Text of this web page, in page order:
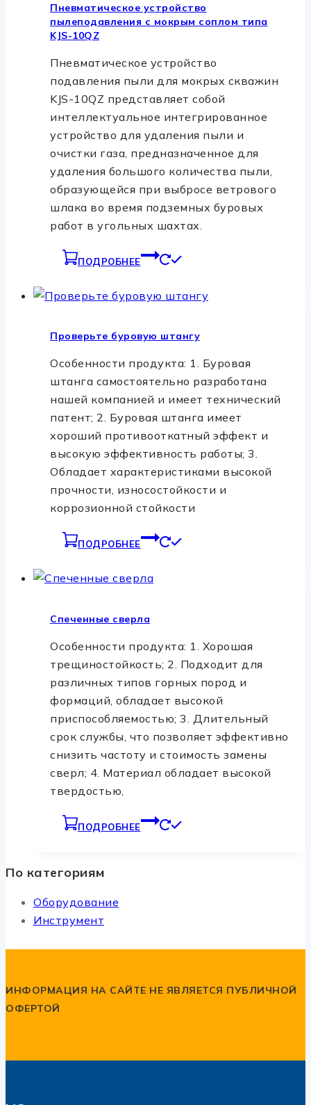
Пневматическое устройство
пылеподавления с мокрым соплом типа
KJS-10QZ
Пневматическое устройство
подавления пыли для мокрых скважин
KJS-10QZ представляет собой
интеллектуальное интегрированное
устройство для удаления пыли и
очистки газа, предназначенное для
удаления большого количества пыли,
образующейся при выбросе ветрового
шлака во время подземных буровых
работ в угольных шахтах.
ПОДРОБНЕЕ
Проверьте буровую штангу
Особенности продукта: 1. Буровая
штанга самостоятельно разработана
нашей компанией и имеет технический
патент; 2. Буровая штанга имеет
хороший противооткатный эффект и
высокую эффективность работы; 3.
Обладает характеристиками высокой
прочности, износостойкости и
коррозионной стойкости
ПОДРОБНЕЕ
Спеченные сверла
Особенности продукта: 1. Хорошая
трещиностойкость; 2. Подходит для
различных типов горных пород и
формаций, обладает высокой
приспособляемостью; 3. Длительный
срок службы, что позволяет эффективно
снизить частоту и стоимость замены
сверл; 4. Материал обладает высокой
твердостью,
ПОДРОБНЕЕ
По категориям
Оборудование
Инструмент
ИНФОРМАЦИЯ НА САЙТЕ НЕ ЯВЛЯЕТСЯ ПУБЛИЧНОЙ
ОФЕРТОЙ